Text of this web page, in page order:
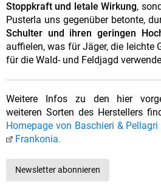
Stoppkraft und letale Wirkung,
Pusterla uns gegenüber betonte,
Schulter und ihren geringen
auffielen, was für Jäger, die leichte
für die Wald- und Feldjagd
Weitere Infos zu den hier
weiteren Sorten des Herstellers
Homepage von Baschieri & Pellagri
Frankonia.
Newsletter abonnieren